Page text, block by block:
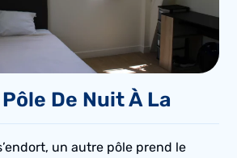
De Nuit À La
un autre pôle prend le